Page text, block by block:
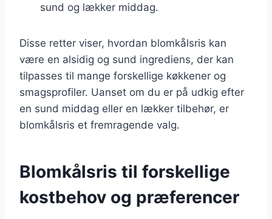
sund og lækker middag.
Disse retter viser, hvordan blomkålsris kan
være en alsidig og sund ingrediens, der kan
tilpasses til mange forskellige køkkener og
smagsprofiler. Uanset om du er på udkig efter
en sund middag eller en lækker tilbehør, er
blomkålsris et fremragende valg.
Blomkålsris til forskellige
kostbehov og præferencer